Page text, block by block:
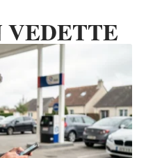
VEDETTE